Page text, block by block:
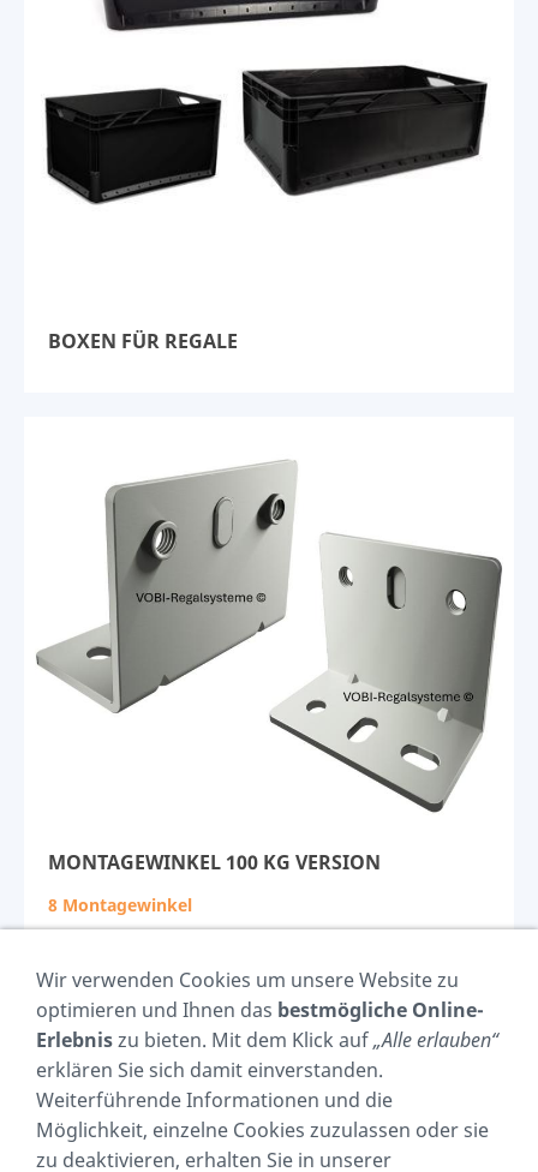
BOXEN FÜR REGALE
MONTAGEWINKEL 100 KG VERSION
8 Montagewinkel
Tiefe: 26 mm
Höhe:37 mm
zum Produkt >
Preis 29,95 €
Wir verwenden Cookies um unsere Website zu
optimieren und Ihnen das bestmögliche Online-
Erlebniszu bieten. Mit dem Klick auf„Alle erlauben“
erklären Sie sich damit einverstanden.
Weiterführende Informationen und die
Möglichkeit, einzelne Cookies zuzulassen oder sie
zu deaktivieren, erhalten Sie in unserer